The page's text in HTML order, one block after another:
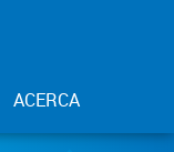
ACERCA